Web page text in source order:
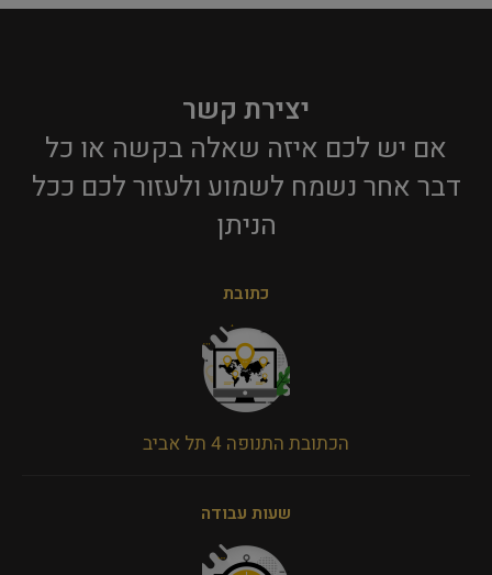
יצירת קשר
אם יש לכם איזה שאלה בקשה או כל
דבר אחר נשמח לשמוע ולעזור לכם ככל
הניתן​
כתובת
הכתובת התנופה 4 תל אביב
שעות עבודה